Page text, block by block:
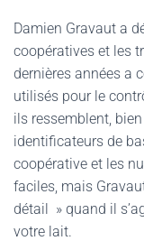
Damien Gravaut a
coopératives et les
dernières années a
utilisés pour le
ils ressemblent,
identificateurs de
coopérative et les
faciles, mais
détail » quand il
votre lait.